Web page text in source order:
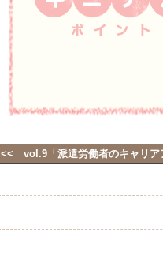
<< vol.9「派遣労働者のキャリア